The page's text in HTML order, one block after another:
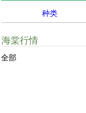
种类
海棠行情
全部